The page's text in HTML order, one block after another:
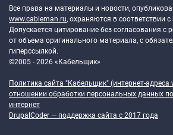
Все права на материалы и новости,
www.cableman.ru, охраняются в соответствии
Допускается цитирование без согласования с
от объема оригинального материала, с
гиперссылкой.
©2005 - 2026 «Кабельщик»
Политика сайта "Кабельщик" (интернет-адреса
отношении обработки персональных данных
интернет
DrupalCoder — поддержка сайта c 2017 года